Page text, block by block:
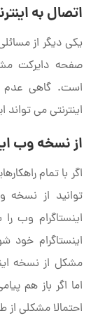
اتصال به
یکی دیگر از
صفحه دایرکت
است. گاهی عدم
اینترنتی می
از نسخه وب
اگر با تمام
توانید از نسخه
اینستاگرام وب
اینستاگرام خود
مشکل از نسخه
اما اگر باز هم
احتمالا مشکلی